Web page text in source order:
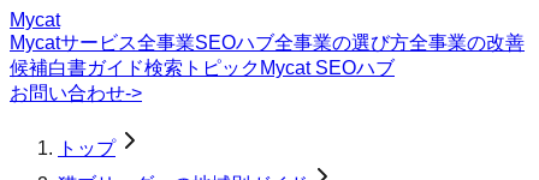
Mycat
Mycatサービス全事業SEOハブ全事業の選び方全事業の改善
候補白書ガイド検索トピック Mycat SEOハブ
お問い合わせ->
トップ